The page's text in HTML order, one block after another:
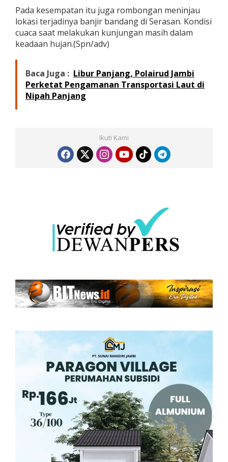
m
k
a
b
N
t
u
n
a
Pada kesempatan itu juga rombongan meninjau
lokasi terjadinya banjir bandang di Serasan. Kondisi
cuaca saat melakukan kunjungan masih dalam
keadaan hujan.(Spn/adv)
Baca Juga : Libur Panjang, Polairud Jambi
Perketat Pengamanan Transportasi Laut di
Nipah Panjang
Ikuti Kami